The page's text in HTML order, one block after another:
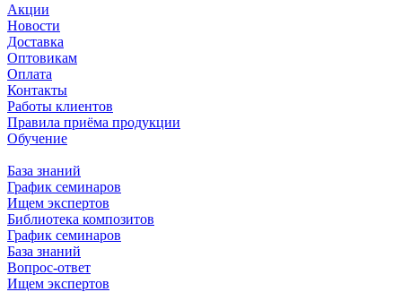
Акции
Новости
Доставка
Оптовикам
Оплата
Контакты
Работы клиентов
Правила приёма продукции
Обучение
База знаний
График семинаров
Ищем экспертов
Библиотека композитов
График семинаров
База знаний
Вопрос-ответ
Ищем экспертов